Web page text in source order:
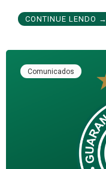
CONTINUE LENDO →
Comunicados